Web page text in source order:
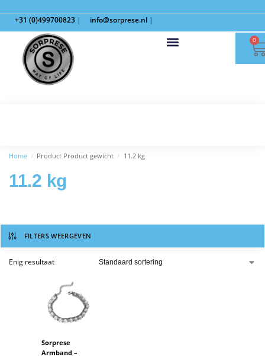
+31 (0)499700823 | info@sorprese.nl |
0
Home / Product Product gewicht / 11.2 kg
11.2 kg
FILTERS WEERGEVEN
Enig resultaat
Sorprese
Armband –